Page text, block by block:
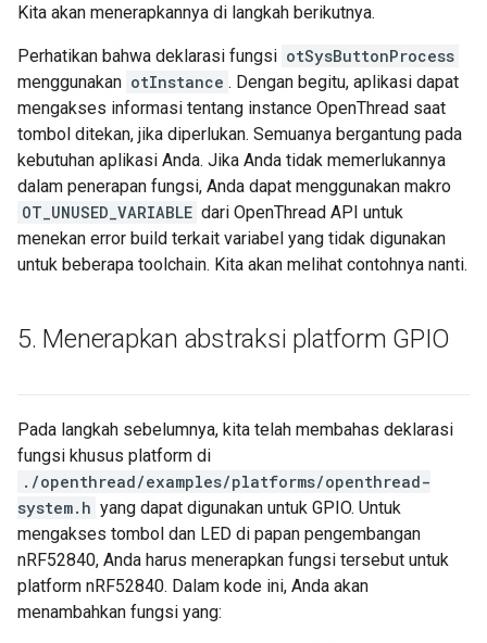
Kita akan menerapkannya di langkah berikutnya.
Perhatikan bahwa deklarasi fungsi otSysButtonProcess
menggunakan otInstance . Dengan begitu, aplikasi dapat
mengakses informasi tentang instance OpenThread saat
tombol ditekan, jika diperlukan. Semuanya bergantung pada
kebutuhan aplikasi Anda. Jika Anda tidak memerlukannya
dalam penerapan fungsi, Anda dapat menggunakan makro
OT_UNUSED_VARIABLE dari OpenThread API untuk
menekan error build terkait variabel yang tidak digunakan
untuk beberapa toolchain. Kita akan melihat contohnya nanti.
5. Menerapkan abstraksi platform GPIO
Pada langkah sebelumnya, kita telah membahas deklarasi
fungsi khusus platform di
./openthread/examples/platforms/openthread-
system.h yang dapat digunakan untuk GPIO. Untuk
mengakses tombol dan LED di papan pengembangan
nRF52840, Anda harus menerapkan fungsi tersebut untuk
platform nRF52840. Dalam kode ini, Anda akan
menambahkan fungsi yang: